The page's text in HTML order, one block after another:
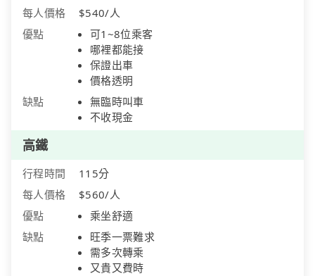
每人價格
$540/人
優點
可1~8位乘客
哪裡都能接
保證出車
價格透明
缺點
無臨時叫車
不收現金
高鐵
行程時間
115分
每人價格
$560/人
優點
乘坐舒適
缺點
旺季一票難求
需多次轉乘
又貴又費時